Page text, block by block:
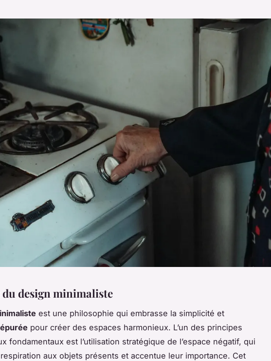
design minimaliste
est une philosophie qui embrasse la simplicité et
pour créer des espaces harmonieux. L’un des principes
fondamentaux est l’utilisation stratégique de l’espace négatif, qui
aux objets présents et accentue leur importance. Cet